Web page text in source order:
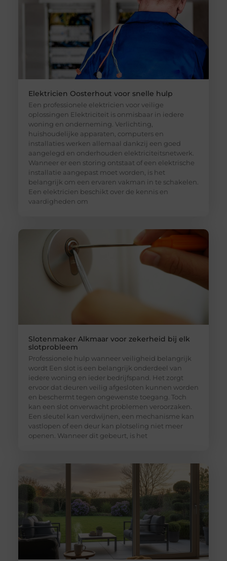
Elektricien Oosterhout voor snelle hulp
Een professionele elektricien voor veilige
oplossingen Elektriciteit is onmisbaar in iedere
woning en onderneming. Verlichting,
huishoudelijke apparaten, computers en
installaties werken allemaal dankzij een goed
aangelegd en onderhouden elektriciteitsnetwerk.
Wanneer er een storing ontstaat of een elektrische
installatie aangepast moet worden, is het
belangrijk om een ervaren vakman in te schakelen.
Een elektricien beschikt over de kennis en
vaardigheden om
Slotenmaker Alkmaar voor zekerheid bij elk
slotprobleem
Professionele hulp wanneer veiligheid belangrijk
wordt Een slot is een belangrijk onderdeel van
iedere woning en ieder bedrijfspand. Het zorgt
ervoor dat deuren veilig afgesloten kunnen worden
en beschermt tegen ongewenste toegang. Toch
kan een slot onverwacht problemen veroorzaken.
Een sleutel kan verdwijnen, een mechanisme kan
vastlopen of een deur kan plotseling niet meer
openen. Wanneer dit gebeurt, is het